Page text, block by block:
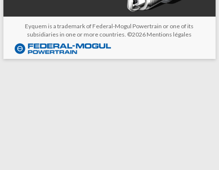
Eyquem is a trademark of Federal-Mogul Powertrain or one of its
subsidiaries in one or more countries. ©2026 Mentions légales